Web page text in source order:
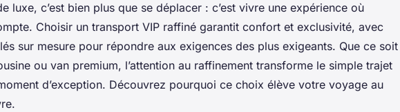
luxe, c’est bien plus que se déplacer : c’est vivre une expérience où
Choisir un transport VIP raffiné garantit confort et exclusivité, avec
sur mesure pour répondre aux exigences des plus exigeants. Que ce soit
ou van premium, l’attention au raffinement transforme le simple trajet
d’exception. Découvrez pourquoi ce choix élève votre voyage au